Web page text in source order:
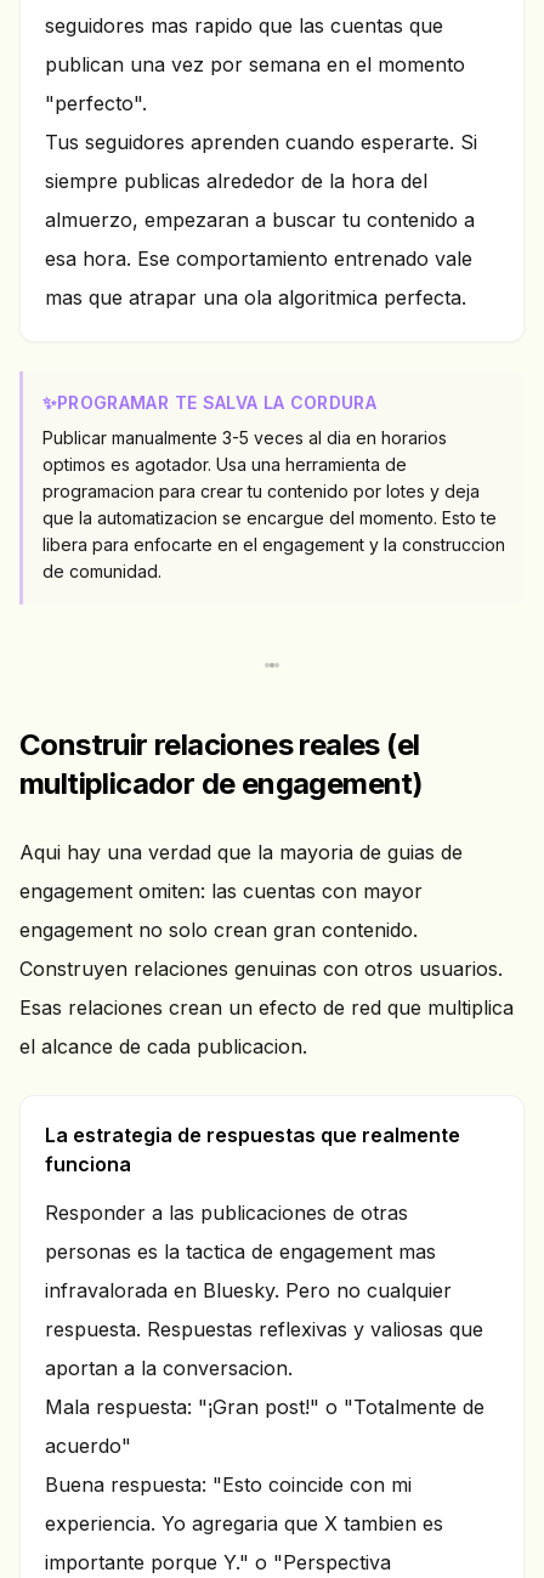
seguidores mas rapido que las cuentas que
publican una vez por semana en el momento
"perfecto".
Tus seguidores aprenden cuando esperarte. Si
siempre publicas alrededor de la hora del
almuerzo, empezaran a buscar tu contenido a
esa hora. Ese comportamiento entrenado vale
mas que atrapar una ola algoritmica perfecta.
✨PROGRAMAR TE SALVA LA CORDURA
Publicar manualmente 3-5 veces al dia en horarios
optimos es agotador. Usa una herramienta de
programacion para crear tu contenido por lotes y deja
que la automatizacion se encargue del momento. Esto te
libera para enfocarte en el engagement y la construccion
de comunidad.
Construir relaciones reales (el
multiplicador de engagement)
Aqui hay una verdad que la mayoria de guias de
engagement omiten: las cuentas con mayor
engagement no solo crean gran contenido.
Construyen relaciones genuinas con otros usuarios.
Esas relaciones crean un efecto de red que multiplica
el alcance de cada publicacion.
La estrategia de respuestas que realmente
funciona
Responder a las publicaciones de otras
personas es la tactica de engagement mas
infravalorada en Bluesky. Pero no cualquier
respuesta. Respuestas reflexivas y valiosas que
aportan a la conversacion.
Mala respuesta: "¡Gran post!" o "Totalmente de
acuerdo"
Buena respuesta: "Esto coincide con mi
experiencia. Yo agregaria que X tambien es
importante porque Y." o "Perspectiva